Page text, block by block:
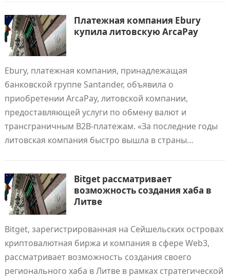
Платежная компания Ebury
купила литовскую ArcaPay
Ebury, платежная компания, принадлежащая
банковской группе Santander, объявила о
приобретении ArcaPay, литовской компании,
предоставляющей услуги по обмену валют и
трансграничным B2B-платежам. «За последние годы
литовская компания быстро вышла в страны…
Bitget рассматривает
возможность создания хаба в
Литве
Bitget, зарегистрированная на Сейшельских островах
криптовалютная биржа и компания в сфере Web3,
рассматривает возможность создания своего
регионального хаба в Литве в рамках стратегической